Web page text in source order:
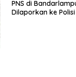
PNS di
Dilaporkan ke Polisi